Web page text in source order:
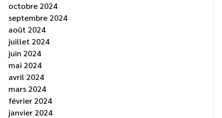
octobre 2024
septembre 2024
août 2024
juillet 2024
juin 2024
mai 2024
avril 2024
mars 2024
février 2024
janvier 2024